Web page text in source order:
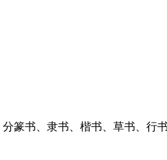
篆书、隶书、楷书、草书、行